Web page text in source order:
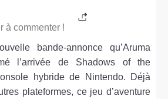
à commenter !
bande-annonce qu’Aruma
l’arrivée de Shadows of the
hybride de Nintendo. Déjà
plateformes, ce jeu d’aventure